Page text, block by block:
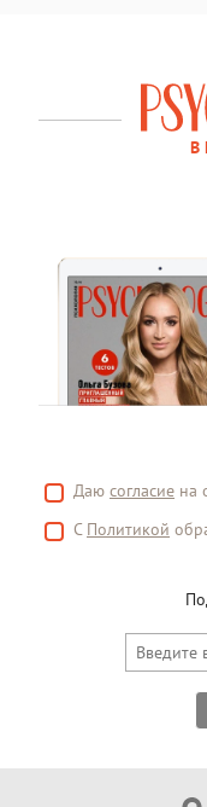
Даю согласие на
С Политикой